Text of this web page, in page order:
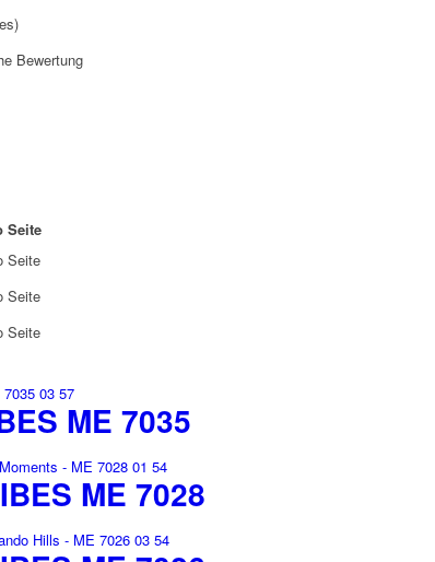
Bewertung
Seite
Seite
Seite
Seite
ME 7035
ME 7028